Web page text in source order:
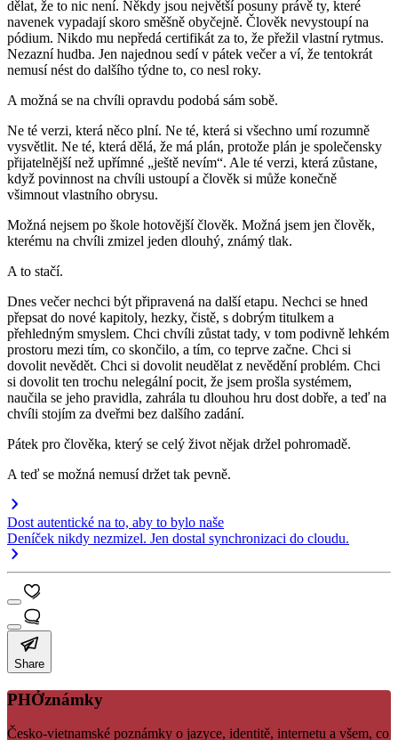
dělat, že to nic není. Někdy jsou největší posuny právě ty, které
navenek vypadají skoro směšně obyčejně. Člověk nevystoupí na
pódium. Nikdo mu nepředá certifikát za to, že přežil vlastní rytmus.
Nezazní hudba. Jen najednou sedí v pátek večer a ví, že tentokrát
nemusí nést do dalšího týdne to, co nesl roky.
A možná se na chvíli opravdu podobá sám sobě.
Ne té verzi, která něco plní. Ne té, která si všechno umí rozumně
vysvětlit. Ne té, která dělá, že má plán, protože plán je společensky
přijatelnější než upřímné „ještě nevím“. Ale té verzi, která zůstane,
když povinnost na chvíli ustoupí a člověk si může konečně
všimnout vlastního obrysu.
Možná nejsem po škole hotovější člověk. Možná jsem jen člověk,
kterému na chvíli zmizel jeden dlouhý, známý tlak.
A to stačí.
Dnes večer nechci být připravená na další etapu. Nechci se hned
přepsat do nové kapitoly, hezky, čistě, s dobrým titulkem a
přehledným smyslem. Chci chvíli zůstat tady, v tom podivně lehkém
prostoru mezi tím, co skončilo, a tím, co teprve začne. Chci si
dovolit nevědět. Chci si dovolit neudělat z nevědění problém. Chci
si dovolit ten trochu nelegální pocit, že jsem prošla systémem,
naučila se jeho pravidla, zahrála tu dlouhou hru dost dobře, a teď na
chvíli stojím za dveřmi bez dalšího zadání.
Pátek pro člověka, který se celý život nějak držel pohromadě.
A teď se možná nemusí držet tak pevně.
Dost autentické na to, aby to bylo naše
Deníček nikdy nezmizel. Jen dostal synchronizaci do cloudu.
Share
PHỞznámky
Česko-vietnamské poznámky o jazyce, identitě, internetu a všem, co